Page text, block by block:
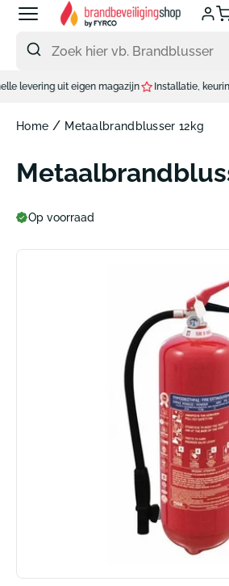
Meteen
naar
content
uit eigen magazijn Installatie, keuring en
Home / Metaalbrandblusser 12kg
Op voorraad